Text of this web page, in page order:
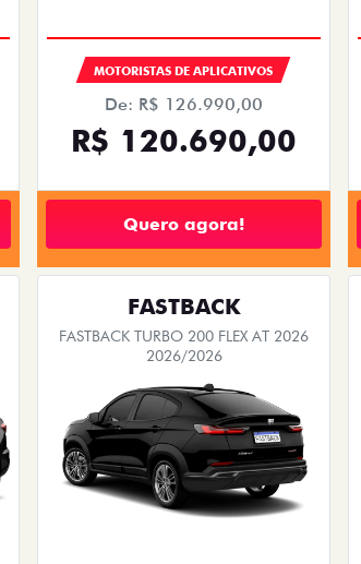
MOTORISTAS DE APLICATIVOS
De: R$ 126.990,00
R$ 120.690,00
Quero agora!
FASTBACK
FASTBACK TURBO 200 FLEX AT 2026
2026/2026